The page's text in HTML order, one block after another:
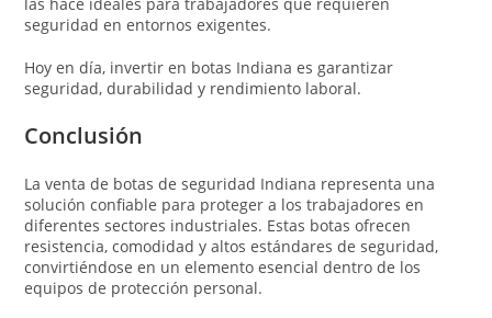
seguridad en entornos exigentes.
Hoy en día, invertir en botas Indiana es garantizar
seguridad, durabilidad y rendimiento laboral.
Conclusión
La venta de botas de seguridad Indiana representa una
solución confiable para proteger a los trabajadores en
diferentes sectores industriales. Estas botas ofrecen
resistencia, comodidad y altos estándares de seguridad,
convirtiéndose en un elemento esencial dentro de los
equipos de protección personal.